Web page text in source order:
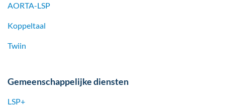
AORTA-LSP
Koppeltaal
Twiin
Gemeenschappelijke diensten
LSP+